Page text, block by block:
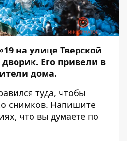
на улице Тверской
Его привели в
дома.
туда, чтобы
снимков. Напишите
что вы думаете по